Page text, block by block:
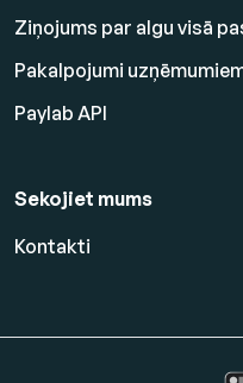
Ziņojums par algu visā
Pakalpojumi
Paylab API
Sekojiet mums
Kontakti